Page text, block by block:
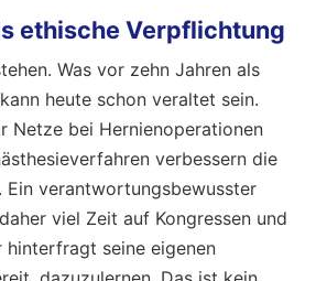
ethische Verpflichtung
Was vor zehn Jahren als
heute schon veraltet sein.
Netze bei Hernienoperationen
verbessern die
Ein verantwortungsbewusster
viel Zeit auf Kongressen und
hinterfragt seine eigenen